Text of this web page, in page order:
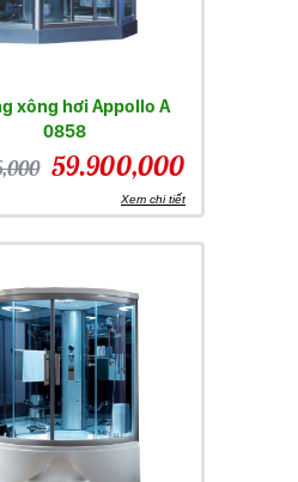
của cả gia đình.
xông hơi Appollo A
0858
59.900,000
Xem chi tiết